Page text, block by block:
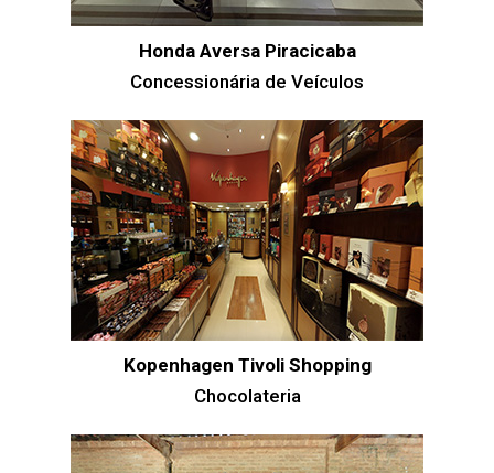
Honda Aversa Piracicaba
Concessionária de Veículos
Kopenhagen Tivoli Shopping
Chocolateria